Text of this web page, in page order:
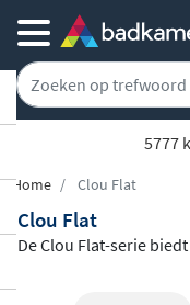
5777
Home Clou Flat
Clou Flat
De Clou Flat-serie